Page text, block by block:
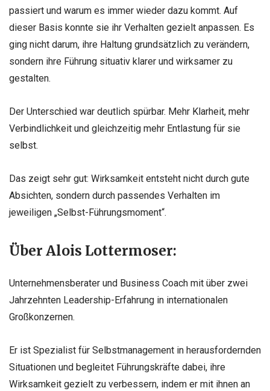
passiert und warum es immer wieder dazu kommt. Auf
dieser Basis konnte sie ihr Verhalten gezielt anpassen. Es
ging nicht darum, ihre Haltung grundsätzlich zu verändern,
sondern ihre Führung situativ klarer und wirksamer zu
gestalten.
Der Unterschied war deutlich spürbar. Mehr Klarheit, mehr
Verbindlichkeit und gleichzeitig mehr Entlastung für sie
selbst.
Das zeigt sehr gut: Wirksamkeit entsteht nicht durch gute
Absichten, sondern durch passendes Verhalten im
jeweiligen „Selbst-Führungsmoment“.
Über Alois Lottermoser:
Unternehmensberater und Business Coach mit über zwei
Jahrzehnten Leadership-Erfahrung in internationalen
Großkonzernen.
Er ist Spezialist für Selbstmanagement in herausfordernden
Situationen und begleitet Führungskräfte dabei, ihre
Wirksamkeit gezielt zu verbessern, indem er mit ihnen an